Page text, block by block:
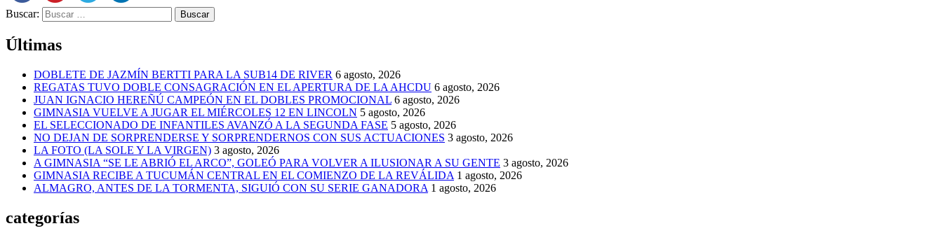
Buscar:
Últimas
DOBLETE DE JAZMÍN BERTTI PARA LA SUB14 DE RIVER 6 agosto, 2026
REGATAS TUVO DOBLE CONSAGRACIÓN EN EL APERTURA DE LA AHCDU 6 agosto, 2026
JUAN IGNACIO HEREÑÚ CAMPEÓN EN EL DOBLES PROMOCIONAL 6 agosto, 2026
GIMNASIA VUELVE A JUGAR EL MIÉRCOLES 12 EN LINCOLN 5 agosto, 2026
EL SELECCIONADO DE INFANTILES AVANZÓ A LA SEGUNDA FASE 5 agosto, 2026
NO DEJAN DE SORPRENDERSE Y SORPRENDERNOS CON SUS ACTUACIONES 3 agosto, 2026
LA FOTO (LA SOLE Y LA VIRGEN) 3 agosto, 2026
A GIMNASIA “SE LE ABRIÓ EL ARCO”, GOLEÓ PARA VOLVER A ILUSIONAR A SU GENTE 3 agosto, 2026
GIMNASIA RECIBE A TUCUMÁN CENTRAL EN EL COMIENZO DE LA REVÁLIDA 1 agosto, 2026
ALMAGRO, ANTES DE LA TORMENTA, SIGUIÓ CON SU SERIE GANADORA 1 agosto, 2026
categorías